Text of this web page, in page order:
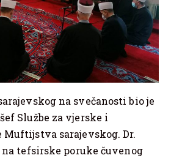
na svečanosti bio je
Službe za vjerske i
Muftijstva sarajevskog. Dr.
tefsirske poruke čuvenog